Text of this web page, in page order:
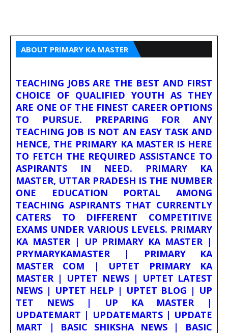
ABOUT PRIMARY KA MASTER
TEACHING JOBS ARE THE BEST AND FIRST
CHOICE OF QUALIFIED YOUTH AS THEY
ARE ONE OF THE FINEST CAREER OPTIONS
TO PURSUE. PREPARING FOR ANY
TEACHING JOB IS NOT AN EASY TASK AND
HENCE, THE PRIMARY KA MASTER IS HERE
TO FETCH THE REQUIRED ASSISTANCE TO
ASPIRANTS IN NEED. PRIMARY KA
MASTER, UTTAR PRADESH IS THE NUMBER
ONE EDUCATION PORTAL AMONG
TEACHING ASPIRANTS THAT CURRENTLY
CATERS TO DIFFERENT COMPETITIVE
EXAMS UNDER VARIOUS LEVELS. PRIMARY
KA MASTER | UP PRIMARY KA MASTER |
PRYMARYKAMASTER | PRIMARY KA
MASTER COM | UPTET PRIMARY KA
MASTER | UPTET NEWS | UPTET LATEST
NEWS | UPTET HELP | UPTET BLOG | UP
TET NEWS | UP KA MASTER |
UPDATEMART | UPDATEMARTS | UPDATE
MART | BASIC SHIKSHA NEWS | BASIC